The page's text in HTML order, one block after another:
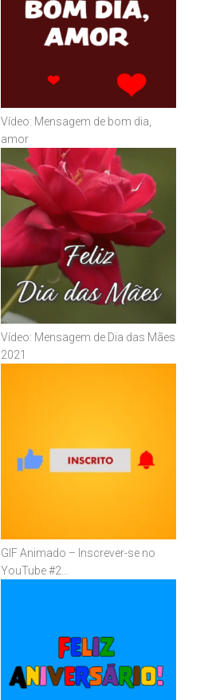
Vídeo: Mensagem de bom dia,
amor
Vídeo: Mensagem de Dia das Mães
2021
GIF Animado – Inscrever-se no
YouTube #2…